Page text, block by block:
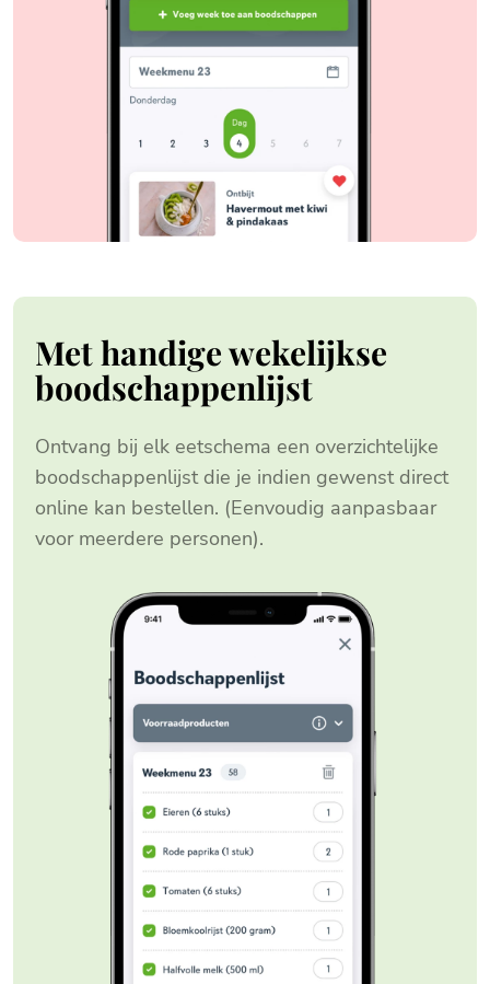
Met handige wekelijkse
boodschappenlijst
Ontvang bij elk eetschema een overzichtelijke
boodschappenlijst die je indien gewenst direct
online kan bestellen. (Eenvoudig aanpasbaar
voor meerdere personen).